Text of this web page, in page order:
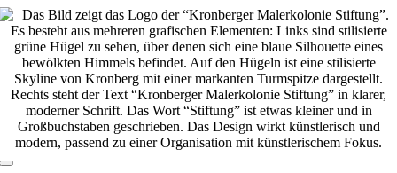
Zum
Inhalt
springen
Toggle